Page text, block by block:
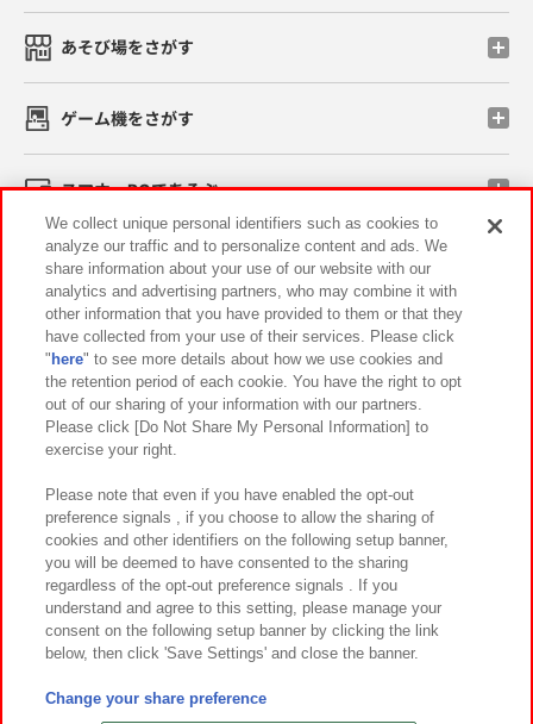
あそび場をさがす
ゲーム機をさがす
スマホ・PCであそぶ
イベント・キャンペーン
関連会社 サステナビリティ サイトポリシー
プライバシーポリシー ウェブアクセシビリティ方針と検証結果
お取引先さまとともに
カスタマーハラスメント対応方針 よくあるご質問・お問い合わせ
©Bandai Namco Amusement Inc.
©Bandai Namco Amusement Lab Inc.
We collect unique personal identifiers such as cookies to
analyze our traffic and to personalize content and ads. We
share information about your use of our website with our
analytics and advertising partners, who may combine it with
other information that you have provided to them or that they
have collected from your use of their services. Please click
" here" to see more details about how we use cookies and
the retention period of each cookie. You have the right to opt
out of our sharing of your information with our partners.
Please click [Do Not Share My Personal Information] to
exercise your right.
Please note that even if you have enabled the opt-out
preference signals , if you choose to allow the sharing of
cookies and other identifiers on the following setup banner,
you will be deemed to have consented to the sharing
regardless of the opt-out preference signals . If you
understand and agree to this setting, please manage your
consent on the following setup banner by clicking the link
below, then click 'Save Settings' and close the banner.
Change your share preference